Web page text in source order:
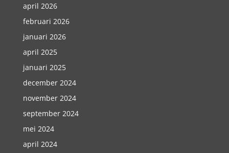
april 2026
februari 2026
januari 2026
april 2025
januari 2025
december 2024
november 2024
september 2024
mei 2024
april 2024